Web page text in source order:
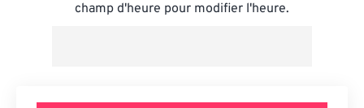
champ d'heure pour modifier l'heure.